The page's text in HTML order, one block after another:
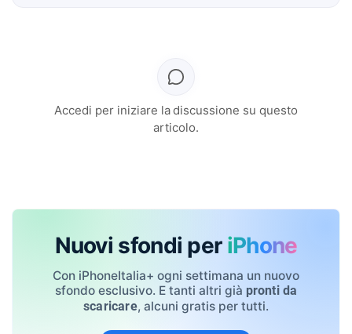
Accedi per iniziare la discussione su questo
articolo.
Nuovi sfondi per iPhone
Con iPhoneItalia+ ogni settimana un nuovo
sfondo esclusivo. E tanti altri già pronti da
scaricare, alcuni gratis per tutti.